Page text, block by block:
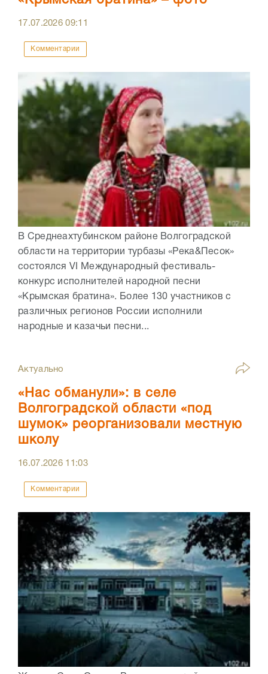
17.07.202609:11
Комментарии
В Среднеахтубинском районе Волгоградской
области на территории турбазы «Река&Песок»
состоялся VI Международный фестиваль-
конкурс исполнителей народной песни
«Крымская братина». Более 130 участников с
различных регионов России исполнили
народные и казачьи песни...
Актуально
«Нас обманули»: в селе
Волгоградской области «под
шумок» реорганизовали местную
школу
16.07.2026 11:03
Комментарии